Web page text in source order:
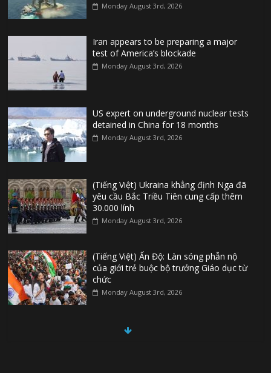
Monday August 3rd, 2026
Iran appears to be preparing a major
test of America’s blockade
Monday August 3rd, 2026
US expert on underground nuclear tests
detained in China for 18 months
Monday August 3rd, 2026
(Tiếng Việt) Ukraina khẳng định Nga đã
yêu cầu Bắc Triều Tiên cung cấp thêm
30.000 lính
Monday August 3rd, 2026
(Tiếng Việt) Ấn Độ: Làn sóng phẫn nộ
của giới trẻ buộc bộ trưởng Giáo dục từ
chức
Monday August 3rd, 2026
(Tiếng Việt) Đức: Thủ phạm vụ khủng bố